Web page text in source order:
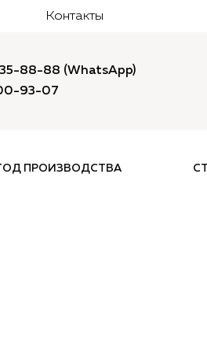
Контакты
88-88 (WhatsApp)
93-07
ПРОИЗВОДСТВА